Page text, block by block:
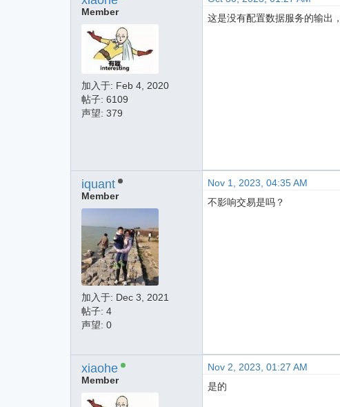
Member
加入于: Feb 4, 2020
帖子: 6109
声望: 379
这是没有配置数据服务的输出
iquant
Member
加入于: Dec 3, 2021
帖子: 4
声望: 0
Nov 1, 2023, 04:35 AM
不影响交易是吗？
xiaohe
Member
Nov 2, 2023, 01:27 AM
是的